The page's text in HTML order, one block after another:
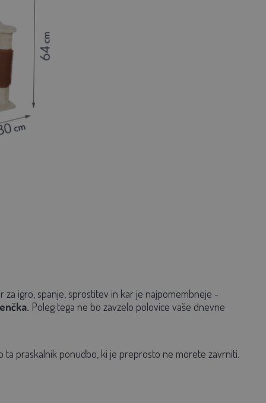
igro, spanje, sprostitev in kar je najpomembneje -
Poleg tega ne bo zavzelo polovice vaše dnevne
ta praskalnik ponudbo, ki je preprosto ne morete zavrniti.